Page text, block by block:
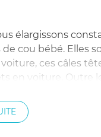
élargissons
cou bébé. Elles
ces câles
en voiture. Outre
le produit
cou pour enfant.